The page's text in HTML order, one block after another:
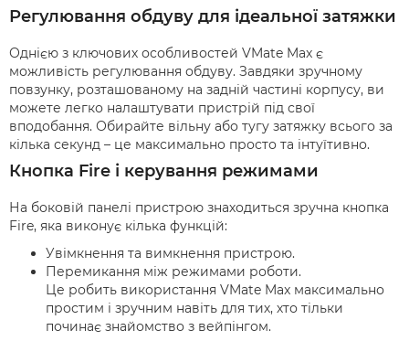
Регулювання обдуву для ідеальної затяжки
Однією з ключових особливостей VMate Max є
можливість регулювання обдуву. Завдяки зручному
повзунку, розташованому на задній частині корпусу, ви
можете легко налаштувати пристрій під свої
вподобання. Обирайте вільну або тугу затяжку всього за
кілька секунд – це максимально просто та інтуїтивно.
Кнопка Fire і керування режимами
На боковій панелі пристрою знаходиться зручна кнопка
Fire, яка виконує кілька функцій:
Увімкнення та вимкнення пристрою.
Перемикання між режимами роботи.
Це робить використання VMate Max максимально
простим і зручним навіть для тих, хто тільки
починає знайомство з вейпінгом.